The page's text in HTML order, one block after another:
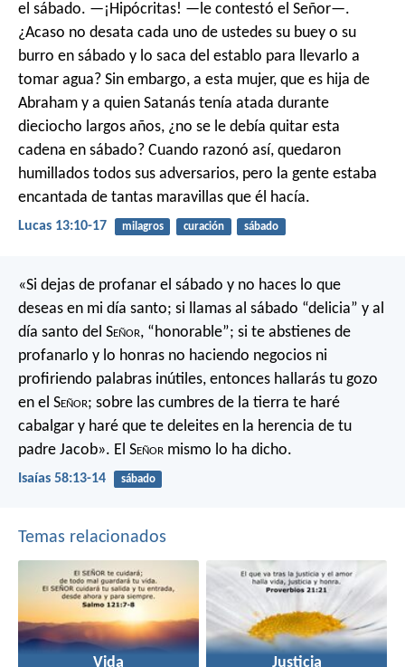
el sábado. —¡Hipócritas! —le contestó el Señor—.
¿Acaso no desata cada uno de ustedes su buey o su
burro en sábado y lo saca del establo para llevarlo a
tomar agua? Sin embargo, a esta mujer, que es hija de
Abraham y a quien Satanás tenía atada durante
dieciocho largos años, ¿no se le debía quitar esta
cadena en sábado? Cuando razonó así, quedaron
humillados todos sus adversarios, pero la gente estaba
encantada de tantas maravillas que él hacía.
Lucas 13:10-17 milagros curación sábado
«Si dejas de profanar el sábado y no haces lo que
deseas en mi día santo; si llamas al sábado “delicia” y al
día santo del Señor, “honorable”; si te abstienes de
profanarlo y lo honras no haciendo negocios ni
profiriendo palabras inútiles, entonces hallarás tu gozo
en el Señor; sobre las cumbres de la tierra te haré
cabalgar y haré que te deleites en la herencia de tu
padre Jacob». El Señor mismo lo ha dicho.
Isaías 58:13-14 sábado
Temas relacionados
Vida Justicia